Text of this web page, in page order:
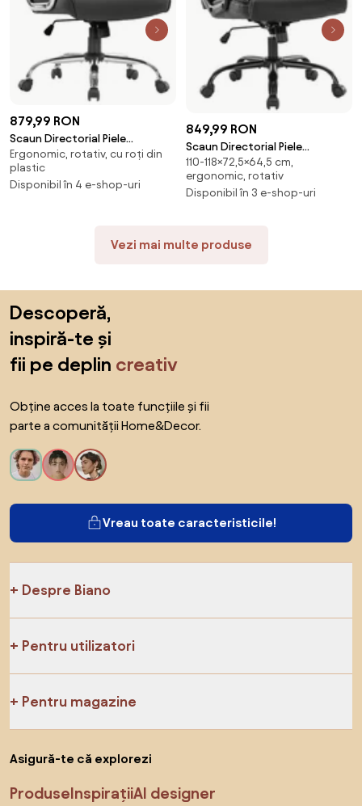
879,99 RON
Scaun Directorial Piele
Ecologica Prinno Negru
Ergonomic, rotativ, cu roți din
plastic
Disponibil în 4 e-shop-uri
849,99 RON
Scaun Directorial Piele
Ecologica Winner Negru
110-118×72,5×64,5 cm,
ergonomic, rotativ
Disponibil în 3 e-shop-uri
Vezi mai multe produse
Descoperă,
inspiră-te și
fii pe deplin creativ
Obține acces la toate funcțiile și fii
parte a comunității Home&Decor.
Vreau toate caracteristicile!
Despre Biano
Pentru utilizatori
Pentru magazine
Asigură-te că explorezi
ProduseInspirațiiAI designer